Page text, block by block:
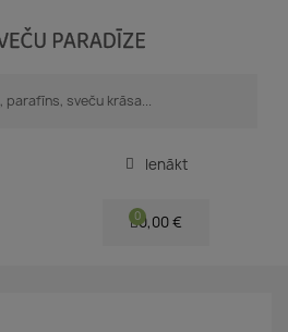
Ienākt
0,00 €